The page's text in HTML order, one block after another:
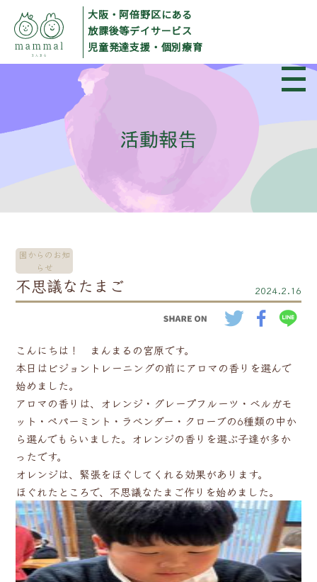
大阪・阿倍野区にある
放課後等デイサービス
児童発達支援・個別療育
園からのお知
らせ
不思議なたまご 2024.2.16
こんにちは！ まんまるの宮原です。
本日はビジョントレーニングの前にアロマの香りを選んで
始めました。
アロマの香りは、オレンジ・グレープフルーツ・ベルガモ
ット・ペパーミント・ラベンダー・クローブの6種類の中か
ら選んでもらいました。オレンジの香りを選ぶ子達が多か
ったです。
オレンジは、緊張をほぐしてくれる効果があります。
ほぐれたところで、不思議なたまご作りを始めました。